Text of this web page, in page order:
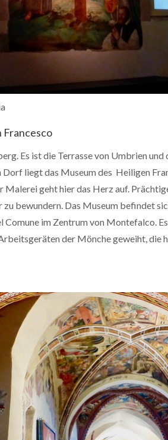
Francesco
Es ist die Terrasse von Umbrien und
Dorf liegt das Museum des Heiligen
Malerei geht hier das Herz auf.
bewundern. Das Museum befindet
Comune im Zentrum von Montefalco.
der Mönche geweiht, die